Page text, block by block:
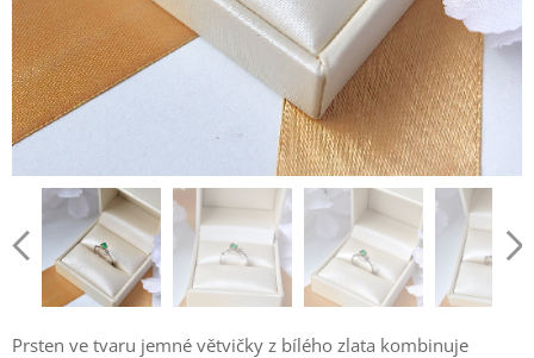
Prsten ve tvaru jemné větvičky z bílého zlata kombinuje